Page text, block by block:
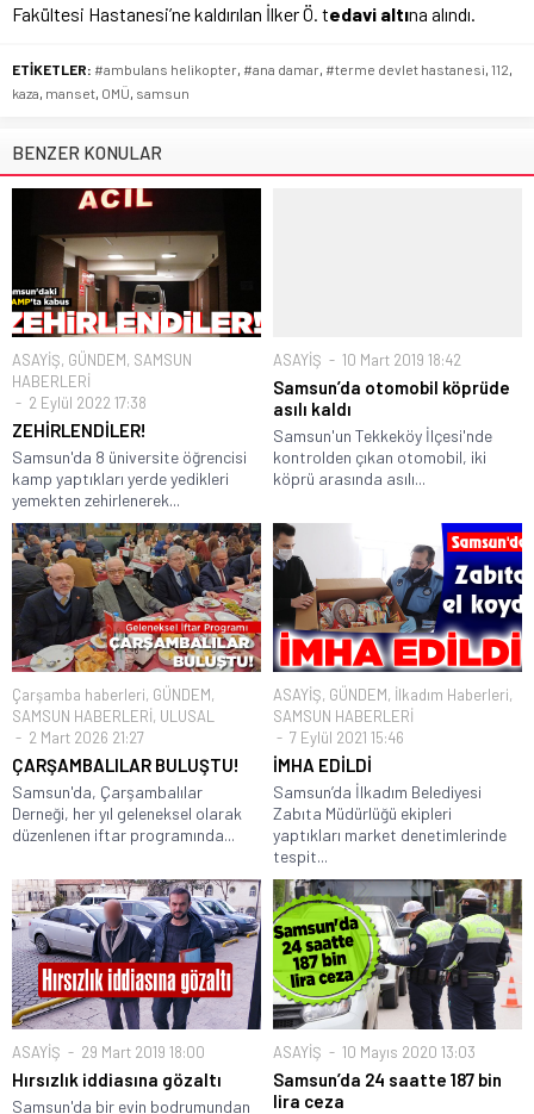
Fakültesi Hastanesi’ne kaldırılan İlker Ö. tedavi altına alındı.
ETİKETLER: #ambulans helikopter #ana damar #terme devlet hastanesi 112
kaza manset OMÜ samsun
BENZER KONULAR
ASAYİŞ, GÜNDEM, SAMSUN
HABERLERİ
2 Eylül 2022 17:38
ZEHİRLENDİLER!
Samsun'da 8 üniversite öğrencisi
kamp yaptıkları yerde yedikleri
yemekten zehirlenerek...
ASAYİŞ 10 Mart 2019 18:42
Samsun’da otomobil köprüde
asılı kaldı
Samsun'un Tekkeköy İlçesi'nde
kontrolden çıkan otomobil, iki
köprü arasında asılı...
Çarşamba haberleri, GÜNDEM,
SAMSUN HABERLERİ, ULUSAL
2 Mart 2026 21:27
ÇARŞAMBALILAR BULUŞTU!
Samsun'da, Çarşambalılar
Derneği, her yıl geleneksel olarak
düzenlenen iftar programında...
ASAYİŞ, GÜNDEM, İlkadım Haberleri,
SAMSUN HABERLERİ
7 Eylül 2021 15:46
İMHA EDİLDİ
Samsun’da İlkadım Belediyesi
Zabıta Müdürlüğü ekipleri
yaptıkları market denetimlerinde
tespit...
ASAYİŞ 29 Mart 2019 18:00
Hırsızlık iddiasına gözaltı
Samsun'da bir evin bodrumundan
ASAYİŞ 10 Mayıs 2020 13:03
Samsun’da 24 saatte 187 bin
lira ceza